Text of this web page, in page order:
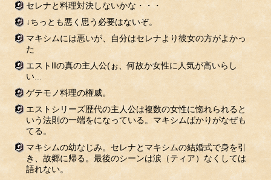
セレナと料理対決しないかな・・・
↓ちっとも悪く思う必要はないぞ。
マキシムには悪いが、自分はセレナより彼女の方がよかっ
た
エストIIの真の主人公(ぉ、何故か女性に人気が高いらし
い...
ゲテモノ料理の権威。
エストシリーズ歴代の主人公は複数の女性に惚れられると
いう法則の一端をになっている。マキシムばかりがなぜも
てる。
マキシムの幼なじみ。セレナとマキシムの結婚式で身を引
き、故郷に帰る。最後のシーンは涙（ティア）なくしては
語れない。